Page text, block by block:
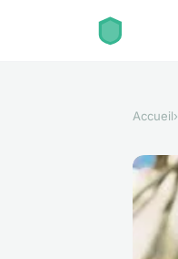
Accueil›